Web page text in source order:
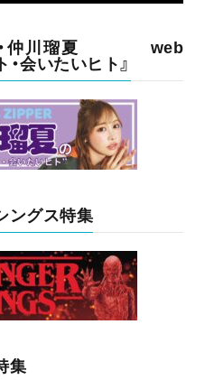
・仲川瑠夏 web
会いたいヒト』
ングス特集
集